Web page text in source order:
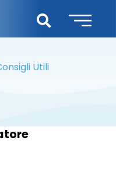
Utili